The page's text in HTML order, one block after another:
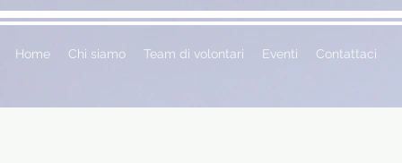
Home Chi siamo Team di volontari Eventi Contattaci